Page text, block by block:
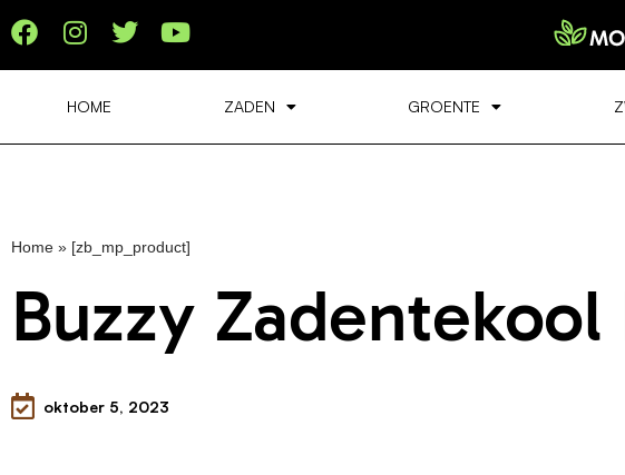
HOME ZADEN GROENTE
Home » [zb_mp_product]
Buzzy Zadentekool
oktober 5, 2023